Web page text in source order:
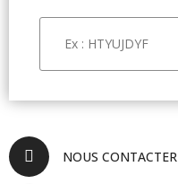
NOUS CONTACTER